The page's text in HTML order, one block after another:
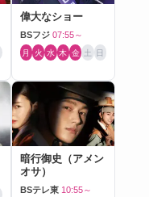
偉大なショー
BSフジ 07:55～
月 火 水 木 金 土 日
暗行御史（アメン
オサ）
BSテレ東 10:55～